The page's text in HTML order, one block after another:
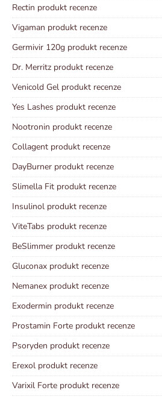
Rectin produkt recenze
Vigaman produkt recenze
Germivir 120g produkt recenze
Dr. Merritz produkt recenze
Venicold Gel produkt recenze
Yes Lashes produkt recenze
Nootronin produkt recenze
Collagent produkt recenze
DayBurner produkt recenze
Slimella Fit produkt recenze
Insulinol produkt recenze
ViteTabs produkt recenze
BeSlimmer produkt recenze
Gluconax produkt recenze
Nemanex produkt recenze
Exodermin produkt recenze
Prostamin Forte produkt recenze
Psoryden produkt recenze
Erexol produkt recenze
Varixil Forte produkt recenze